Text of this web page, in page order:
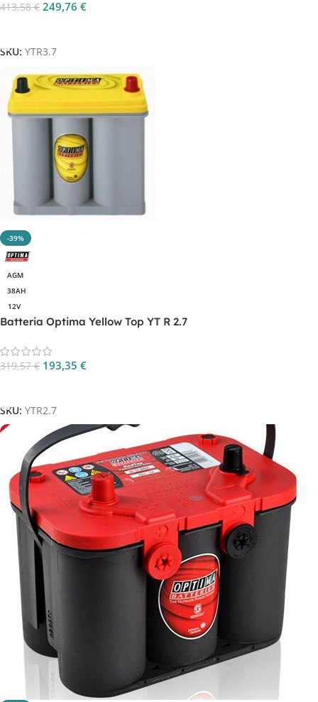
413,58€ 249,76 €
SKU: YTR3.7
-39%
AGM
38AH
12V
Batteria Optima Yellow Top YT R 2.7
319,57€ 193,35 €
SKU: YTR2.7